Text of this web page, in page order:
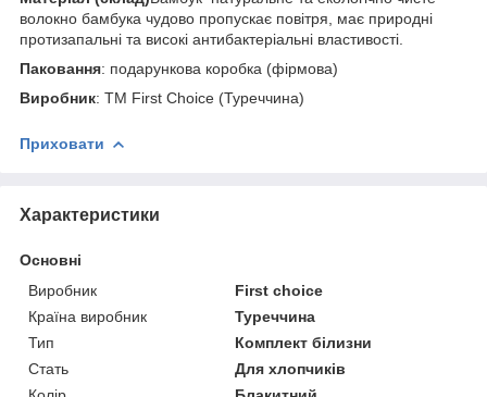
волокно бамбука чудово пропускає повітря, має природні
протизапальні та високі антибактеріальні властивості.
Паковання: подарункова коробка (фірмова)
Виробник: ТМ First Choice (Туреччина)
Приховати
Характеристики
Основні
Виробник
First choice
Країна виробник
Туреччина
Тип
Комплект білизни
Стать
Для хлопчиків